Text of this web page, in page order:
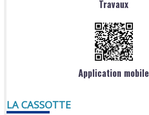
Travaux
Application mobile
LA CASSOTTE